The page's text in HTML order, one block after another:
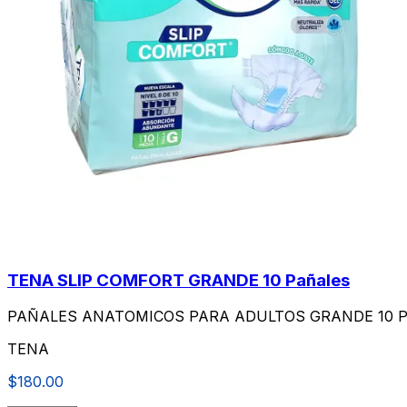
TENA SLIP COMFORT GRANDE 10 Pañales
PAÑALES ANATOMICOS PARA ADULTOS GRANDE 10
TENA
$180.00